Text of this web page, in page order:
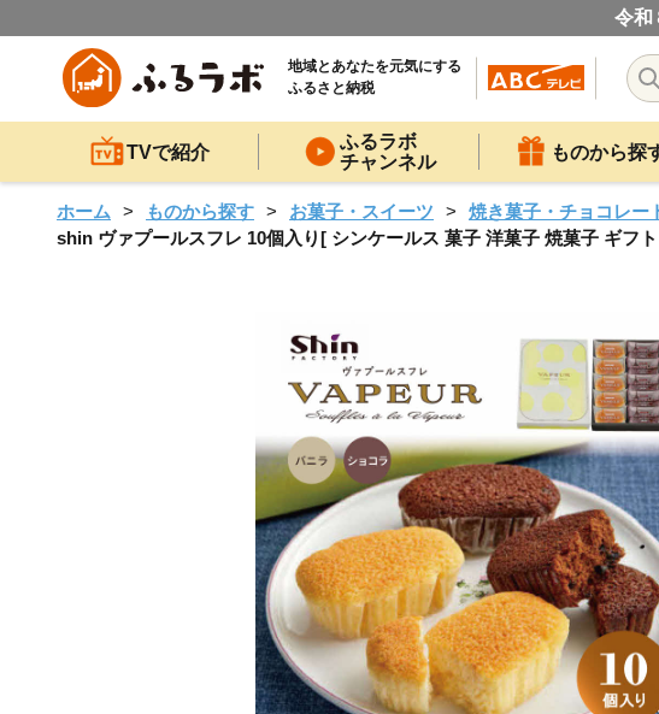
令和
地域とあなたを元気にする
ふるさと納税
TVで紹介
ふるラボ
チャンネル
ものから探
ホーム ものから探す お菓子・スイーツ
焼き菓子・チョコレー
shin ヴァプールスフレ 10個入り[ シンケールス 菓子 洋菓子 焼菓子 ギフ